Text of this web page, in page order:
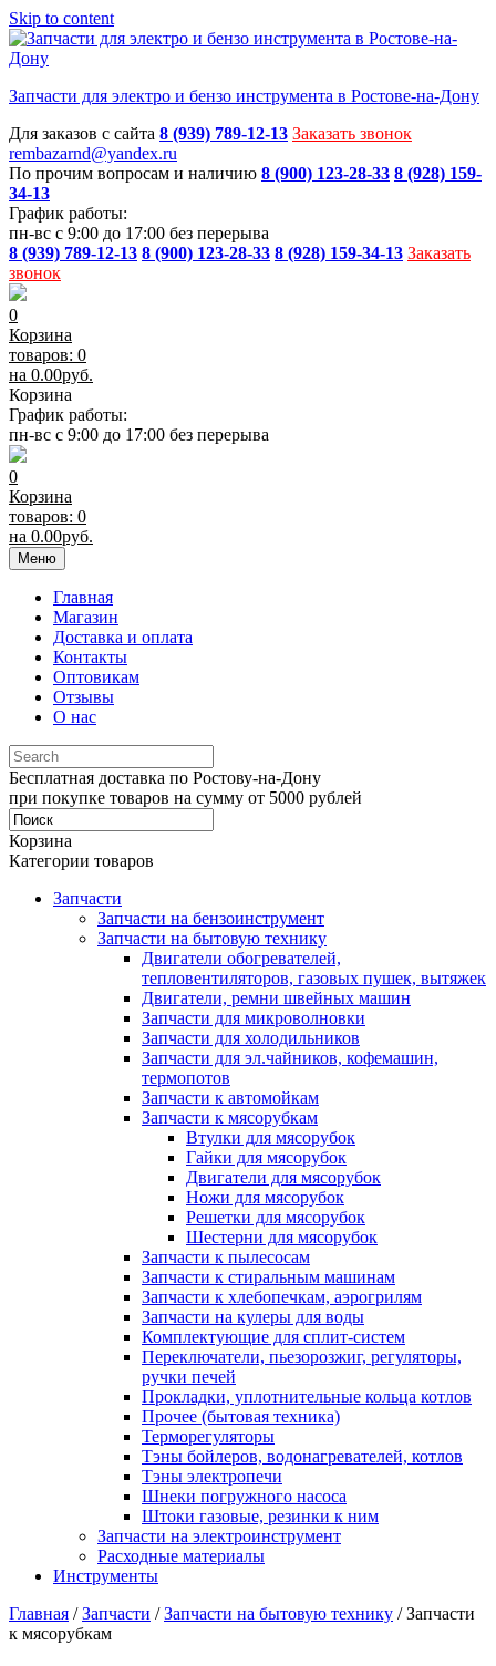
Skip to content
Запчасти для электро и бензо инструмента в Ростове-на-Дону
Для заказов с сайта 8 (939) 789-12-13 Заказать звонок
rembazarnd@yandex.ru
По прочим вопросам и наличию 8 (900) 123-28-33 8 (928) 159-
34-13
График работы:
пн-вс с 9:00 до 17:00 без перерыва
8 (939) 789-12-13 8 (900) 123-28-33 8 (928) 159-34-13 Заказать
звонок
0
Корзина
товаров: 0
на 0.00руб.
Корзина
График работы:
пн-вс с 9:00 до 17:00 без перерыва
0
Корзина
товаров: 0
на 0.00руб.
Меню
Главная
Магазин
Доставка и оплата
Контакты
Оптовикам
Отзывы
О нас
Бесплатная доставка по Ростову-на-Дону
при покупке товаров на сумму от 5000 рублей
Корзина
Категории товаров
Запчасти
Запчасти на бензоинструмент
Запчасти на бытовую технику
Двигатели обогревателей,
тепловентиляторов, газовых пушек, вытяжек
Двигатели, ремни швейных машин
Запчасти для микроволновки
Запчасти для холодильников
Запчасти для эл.чайников, кофемашин,
термопотов
Запчасти к автомойкам
Запчасти к мясорубкам
Втулки для мясорубок
Гайки для мясорубок
Двигатели для мясорубок
Ножи для мясорубок
Решетки для мясорубок
Шестерни для мясорубок
Запчасти к пылесосам
Запчасти к стиральным машинам
Запчасти к хлебопечкам, аэрогрилям
Запчасти на кулеры для воды
Комплектующие для сплит-систем
Переключатели, пьезорозжиг, регуляторы,
ручки печей
Прокладки, уплотнительные кольца котлов
Прочее (бытовая техника)
Терморегуляторы
Тэны бойлеров, водонагревателей, котлов
Тэны электропечи
Шнеки погружного насоса
Штоки газовые, резинки к ним
Запчасти на электроинструмент
Расходные материалы
Инструменты
Главная /Запчасти /Запчасти на бытовую технику / Запчасти
к мясорубкам